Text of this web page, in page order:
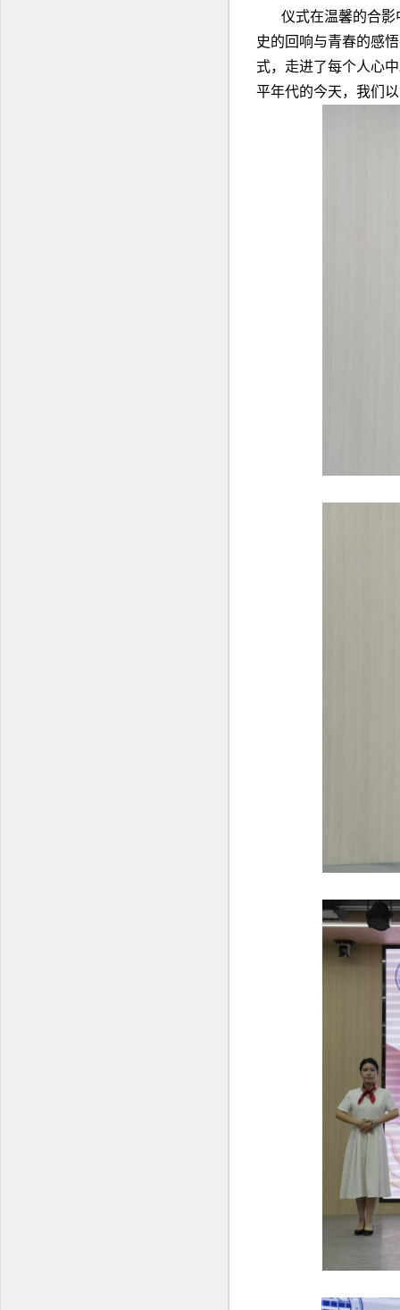
仪式在温馨的合
史的回响与青春的感
式，走进了每个人心
平年代的今天，我们